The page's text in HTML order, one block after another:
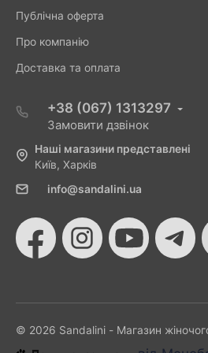
Публічна оферта
Про компанію
Доставка та оплата
+38 (067) 1313297
Замовити дзвінок
Наші магазини представлені
Київ, Харків
info@sandalini.ua
© 2026 Sandalini - Магазин